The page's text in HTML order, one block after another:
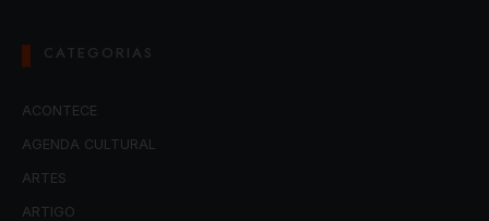
CATEGORIAS
ACONTECE
AGENDA CULTURAL
ARTES
ARTIGO